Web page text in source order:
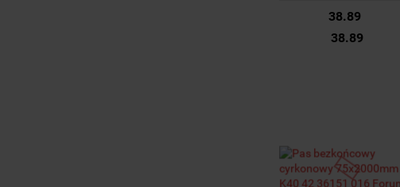
42 36153 028 Forum
38.89
38.89